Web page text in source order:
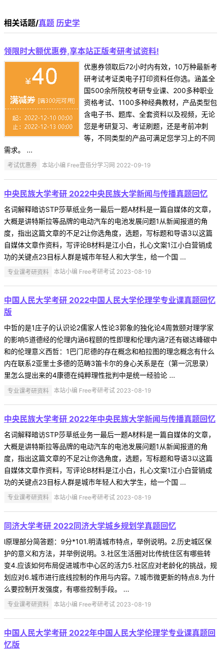
相关话题/真题 历史学
领限时大额优惠券,享本站正版考研考试资料!
优惠券领取后72小时内有效，10万种最新考
研考试考证类电子打印资料任你选。涵盖全
国500余所院校考研专业课、200多种职业
资格考试、1100多种经典教材，产品类型包
含电子书、题库、全套资料以及视频，无论
您是考研复习、考证刷题，还是考前冲刺
等，不同类型的产品可满足您学习上的不同
需求。 ...
考试优惠券 本站小编 Free壹佰分学习网 2022-09-19
中央民族大学考研 2022中央民族大学新闻与传播真题回忆
名词解释暗访STP莎草纸业务一最后一题A材料是一篇自媒体的文章，
大概是讲特斯拉等品牌的电动汽车的电池发展问题1从新闻报道的角
度，指出这篇文章的不足2让你选角度，选题，写标题和导语3以这篇
自媒体文章作资料，写评论B材料是江小白，扎心文案1江小白营销成
功的关键点23目标人群是城市年轻人和大学生，给一个国 ...
专业课考研资料 本站小编 Free考研考试 2023-08-19
中国人民大学考研 2022中国人民大学伦理学专业课真题回忆
版
中哲的是1庄子的认识论2儒家人性论3郭象的独化论4周敦颐对理学家
的影响5道德经的伦理内涵6程颐的性即理和伦理内涵7还有碳达峰碳中
和的伦理意义西哲：1巴门尼德的存在概念和柏拉图的理念概念有什么
内在联系2亚里士多德的范畴3笛卡尔的身心关系是在（第一沉思录）
里怎么提出来的4康德在纯粹理性批判中是统一经验论 ...
专业课考研资料 本站小编 Free考研考试 2023-08-19
中央民族大学考研 2022年中央民族大学新闻与传播真题回忆
名词解释暗访STP莎草纸业务一最后一题A材料是一篇自媒体的文章，
大概是讲特斯拉等品牌的电动汽车的电池发展问题1从新闻报道的角
度，指出这篇文章的不足2让你选角度，选题，写标题和导语3以这篇
自媒体文章作资料，写评论B材料是江小白，扎心文案1江小白营销成
功的关键点23目标人群是城市年轻人和大学生，给一个国 ...
专业课考研资料 本站小编 Free考研考试 2023-08-19
同济大学考研 2022同济大学城乡规划学真题回忆
l原理部分简答题：9分*101.明清城市特点，举例说明。2.历史城区保
护的意义和方法，并举例说明。3.社区生活圈对比传统住区有哪些转
变4.应该如何布局促进城市中心区的活力5.社区应对老龄化的挑战，规
划应对6.城市进行底线控制的作用与内容。7.城市微更新的特点8.为什
么要控制开发强度，有哪些控制手段。 ...
专业课考研资料 本站小编 Free考研考试 2023-08-19
中国人民大学考研 2022年中国人民大学伦理学专业课真题回
忆版